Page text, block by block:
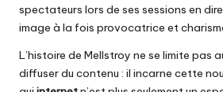
spectateurs lors de ses sessions en
image à la fois provocatrice et
L’histoire de Mellstroy ne se limite pas
diffuser du contenu : il incarne cette